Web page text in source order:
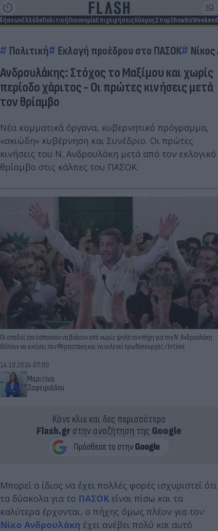
ΕλλάδαΠολιτικήΟικονομίαΕπιχειρήσειςΚόσμοςΣπορShowbizWeekend
Πολιτική Εκλογή προέδρου στο ΠΑΣΟΚ
Ανδρουλάκης: Στόχος το Μαξίμου και χωρίς
περίοδο χάριτος - Οι πρώτες κινήσεις μετά
τον θρίαμβο
Νέα κομματικά όργανα, κυβερνητικό πρόγραμμα,
«σκιώδη» κυβέρνηση και Συνέδριο. Οι πρώτες
κινήσεις του Ν. Ανδρουλάκη μετά από τον εκλογικό
θρίαμβο στις κάλπες του ΠΑΣΟΚ.
Οι οπαδοί του έσπευσαν να βάλουν από νωρίς ψηλά τον πήχη για τον Ν. Ανδρουλάκη.
Θέλουν να νικήσει τον Μητσοτάκη και να εκλεγεί πρωθυπουργός / Intime
Μαριτίνα
Ζαφειριάδου
14.10.2024 07:00
Κάνε κλικ και δες περισσότερο
Flash.grστην αναζήτηση της Google
Μπορεί ο ίδιος να έχει πολλές φορές ισχυριστεί ότι
τα δύσκολα για το ΠΑΣΟΚ είναι πίσω και τα
καλύτερα έρχονται, ο πήχης όμως πλέον για τον
Νίκο Ανδρουλάκη έχει ανέβει πολύ και αυτό